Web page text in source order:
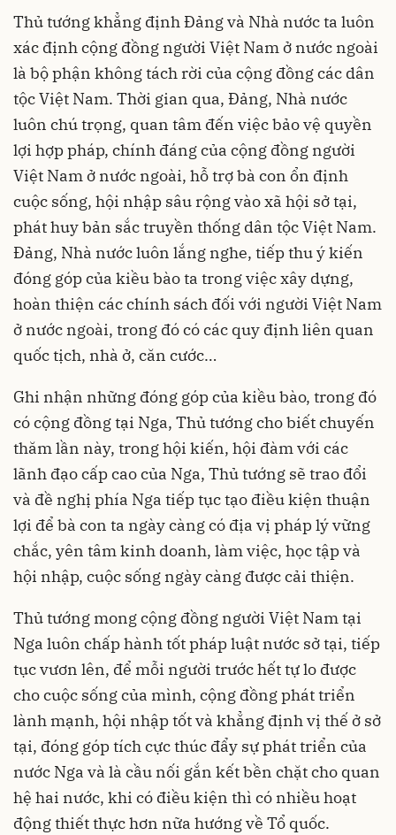
Thủ tướng khẳng định Đảng và Nhà nước ta luôn
xác định cộng đồng người Việt Nam ở nước ngoài
là bộ phận không tách rời của cộng đồng các dân
tộc Việt Nam. Thời gian qua, Đảng, Nhà nước
luôn chú trọng, quan tâm đến việc bảo vệ quyền
lợi hợp pháp, chính đáng của cộng đồng người
Việt Nam ở nước ngoài, hỗ trợ bà con ổn định
cuộc sống, hội nhập sâu rộng vào xã hội sở tại,
phát huy bản sắc truyền thống dân tộc Việt Nam.
Đảng, Nhà nước luôn lắng nghe, tiếp thu ý kiến
đóng góp của kiều bào ta trong việc xây dựng,
hoàn thiện các chính sách đối với người Việt Nam
ở nước ngoài, trong đó có các quy định liên quan
quốc tịch, nhà ở, căn cước…
Ghi nhận những đóng góp của kiều bào, trong đó
có cộng đồng tại Nga, Thủ tướng cho biết chuyến
thăm lần này, trong hội kiến, hội đàm với các
lãnh đạo cấp cao của Nga, Thủ tướng sẽ trao đổi
và đề nghị phía Nga tiếp tục tạo điều kiện thuận
lợi để bà con ta ngày càng có địa vị pháp lý vững
chắc, yên tâm kinh doanh, làm việc, học tập và
hội nhập, cuộc sống ngày càng được cải thiện.
Thủ tướng mong cộng đồng người Việt Nam tại
Nga luôn chấp hành tốt pháp luật nước sở tại, tiếp
tục vươn lên, để mỗi người trước hết tự lo được
cho cuộc sống của mình, cộng đồng phát triển
lành mạnh, hội nhập tốt và khẳng định vị thế ở sở
tại, đóng góp tích cực thúc đẩy sự phát triển của
nước Nga và là cầu nối gắn kết bền chặt cho quan
hệ hai nước, khi có điều kiện thì có nhiều hoạt
động thiết thực hơn nữa hướng về Tổ quốc.